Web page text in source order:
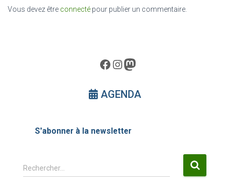
Vous devez être connecté pour publier un commentaire.
Facebook InstagramMastodon
AGENDA
S'abonner à la newsletter
R
e
Rechercher…